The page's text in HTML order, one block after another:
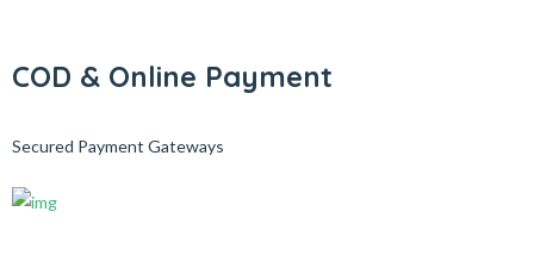
COD & Online Payment
Secured Payment Gateways